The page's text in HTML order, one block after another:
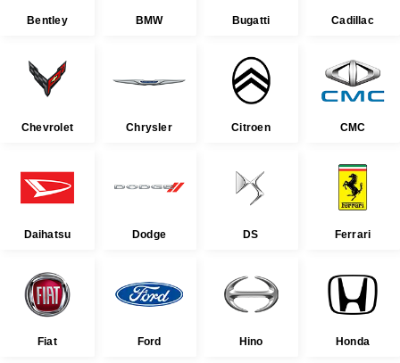
Bentley BMW Bugatti Cadillac
Chevrolet Chrysler Citroen CMC
Daihatsu Dodge DS Ferrari
Fiat Ford Hino Honda